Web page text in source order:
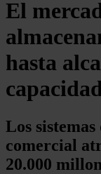
El
hasta
Los
comercial
20.000